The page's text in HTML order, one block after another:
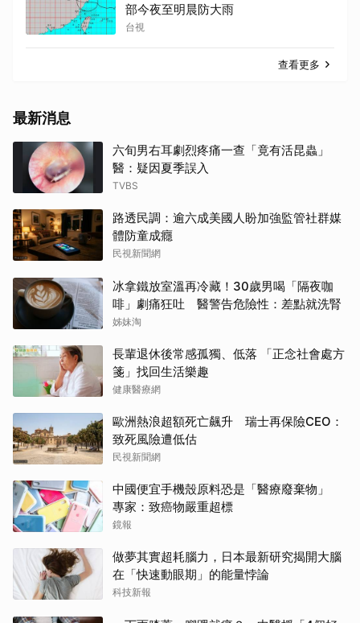
部今夜至明晨防大雨
台視
查看更多
最新消息
六旬男右耳劇烈疼痛一查「竟有活昆蟲」
醫：疑因夏季誤入
TVBS
路透民調：逾六成美國人盼加強監管社群媒
體防童成癮
民視新聞網
冰拿鐵放室溫再冷藏！30歲男喝「隔夜咖
啡」劇痛狂吐 醫警告危險性：差點就洗腎
姊妹淘
長輩退休後常感孤獨、低落 「正念社會處方
箋」找回生活樂趣
健康醫療網
歐洲熱浪超額死亡飆升 瑞士再保險CEO：
致死風險遭低估
民視新聞網
中國便宜手機殼原料恐是「醫療廢棄物」
專家：致癌物嚴重超標
鏡報
做夢其實超耗腦力，日本最新研究揭開大腦
在「快速動眼期」的能量悖論
科技新報